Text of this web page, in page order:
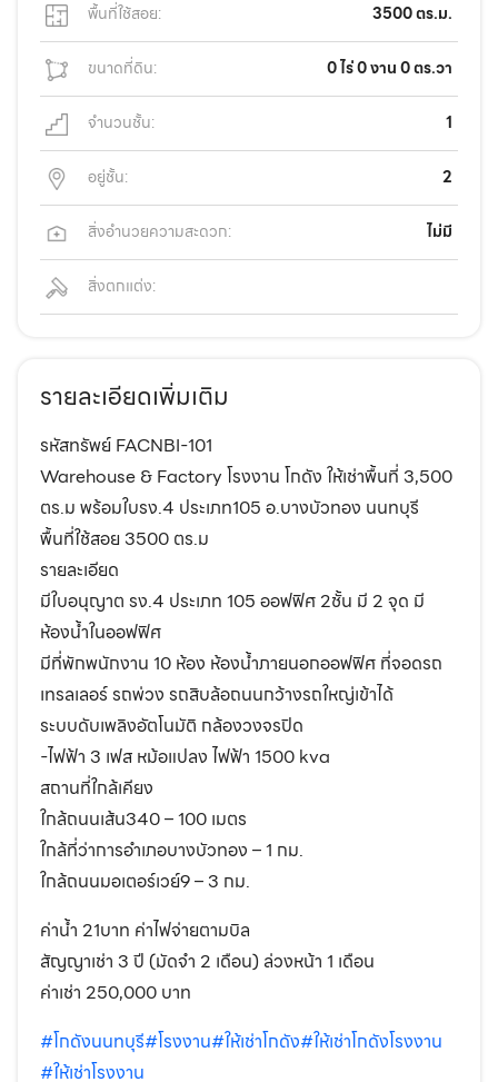
พื้นที่ใช้สอย: 3500 ตร.ม.
ขนาดที่ดิน: 0 ไร่ 0 งาน 0 ตร.วา
จำนวนชั้น: 1
อยู่ชั้น: 2
สิ่งอำนวยความสะดวก: ไม่มี
สิ่งตกแต่ง:
รายละเอียดเพิ่มเติม
รหัสทรัพย์ FACNBI-101
Warehouse & Factory โรงงาน โกดัง ให้เช่าพื้นที่ 3,500
ตร.ม พร้อมใบรง.4 ประเภท105 อ.บางบัวทอง นนทบุรี
พื้นที่ใช้สอย 3500 ตร.ม
รายละเอียด
มีใบอนุญาต รง.4 ประเภท 105 ออฟฟิศ 2ชั้น มี 2 จุด มี
ห้องน้ำในออฟฟิศ
มีที่พักพนักงาน 10 ห้อง ห้องน้ำภายนอกออฟฟิศ ที่จอดรถ
เทรลเลอร์ รถพ่วง รถสิบล้อถนนกว้างรถใหญ่เข้าได้
ระบบดับเพลิงอัตโนมัติ กล้องวงจรปิด
-ไฟฟ้า 3 เฟส หม้อแปลง ไฟฟ้า 1500 kva
สถานที่ใกล้เคียง
ใกล้ถนนเส้น340 – 100 เมตร
ใกล้ที่ว่าการอำเภอบางบัวทอง – 1 กม.
ใกล้ถนนมอเตอร์เวย์9 – 3 กม.
ค่าน้ำ 21บาท ค่าไฟจ่ายตามบิล
สัญญาเช่า 3 ปี (มัดจำ 2 เดือน) ล่วงหน้า 1 เดือน
ค่าเช่า 250,000 บาท
#โกดังนนทบุรี#โรงงาน#ให้เช่าโกดัง#ให้เช่าโกดังโรงงาน
#ให้เช่าโรงงาน